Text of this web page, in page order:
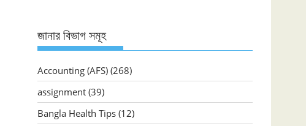
জানার বিভাগ সমূহ
Accounting (AFS) (268)
assignment (39)
Bangla Health Tips (12)